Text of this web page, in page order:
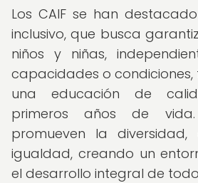
Los CAIF se han
inclusivo, que busca
niños y niñas,
capacidades o
una educación de
primeros años de
promueven la
igualdad, creando un
el desarrollo integral de